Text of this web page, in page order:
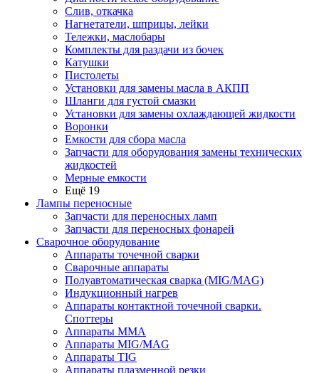
Слив, откачка
Нагнетатели, шприцы, лейки
Тележки, маслобары
Комплекты для раздачи из бочек
Катушки
Пистолеты
Установки для замены масла в АКПП
Шланги для густой смазки
Установки для замены охлаждающей жидкости
Воронки
Емкости для сбора масла
Запчасти для оборудования замены технических
жидкостей
Мерные емкости
Ещё 19
Лампы переносные
Запчасти для переносных ламп
Запчасти для переносных фонарей
Сварочное оборудование
Аппараты точечной сварки
Сварочные аппараты
Полуавтоматическая сварка (MIG/MAG)
Индукционный нагрев
Аппараты контактной точечной сварки.
Споттеры
Аппараты MMA
Аппараты MIG/MAG
Аппараты TIG
Аппараты плазменной резки